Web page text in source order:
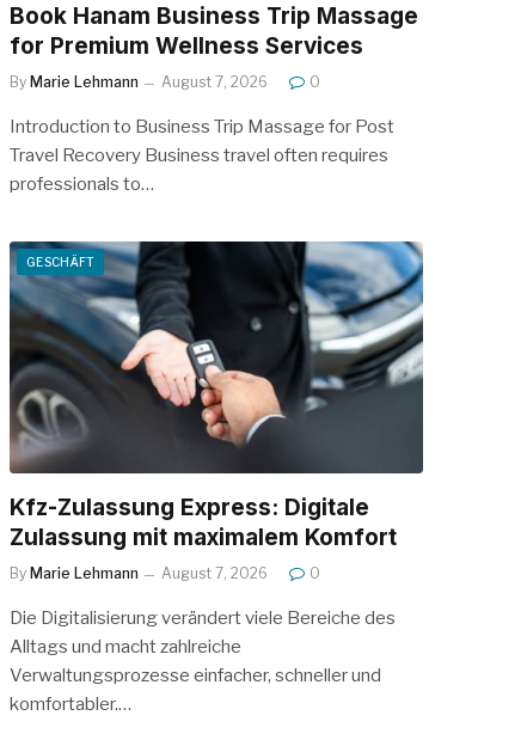
Book Hanam Business Trip Massage
for Premium Wellness Services
By Marie Lehmann August 7, 2026 0
Introduction to Business Trip Massage for Post
Travel Recovery Business travel often requires
professionals to…
GESCHÄFT
Kfz-Zulassung Express: Digitale
Zulassung mit maximalem Komfort
By Marie Lehmann August 7, 2026 0
Die Digitalisierung verändert viele Bereiche des
Alltags und macht zahlreiche
Verwaltungsprozesse einfacher, schneller und
komfortabler.…